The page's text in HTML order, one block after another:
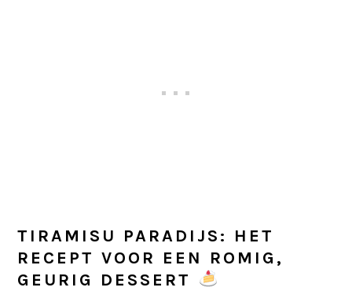
TIRAMISU PARADIJS: HET
RECEPT VOOR EEN ROMIG,
GEURIG DESSERT